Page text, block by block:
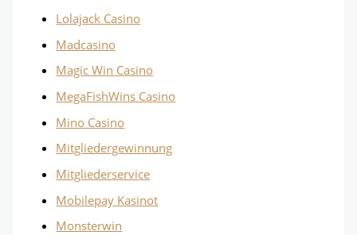
Lolajack Casino
Madcasino
Magic Win Casino
MegaFishWins Casino
Mino Casino
Mitgliedergewinnung
Mitgliederservice
Mobilepay Kasinot
Monsterwin